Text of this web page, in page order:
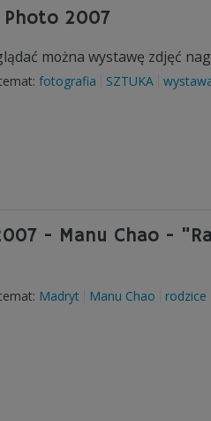
Photo 2007
można wystawę zdjęć
fotografia SZTUKA
- Manu Chao -
Madryt Manu Chao rodzice